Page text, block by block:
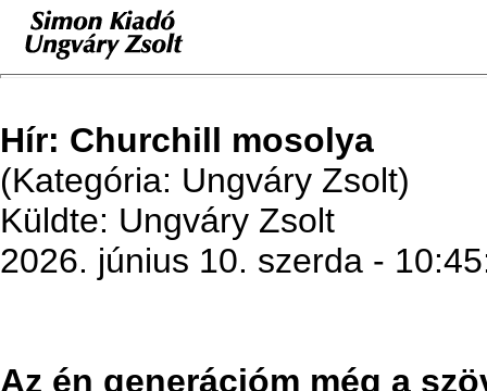
Hír: Churchill mosolya
(Kategória: Ungváry Zsolt)
Küldte: Ungváry Zsolt
2026. június 10. szerda -
Az én generációm még a